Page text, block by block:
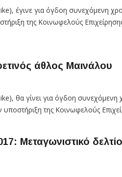
έγινε για όγδοη συνεχόμενη
της Κοινωφελούς
άθλος Μαινάλου
θα γίνει για όγδοη συνεχόμενη
υποστήριξη της Κοινωφελούς
Μεταγωνιστικό